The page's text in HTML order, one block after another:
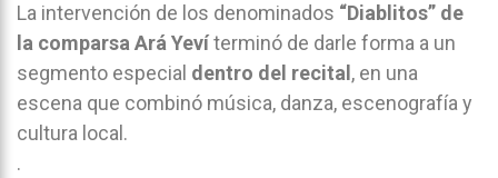
La intervención de los denominados “Diablitos” de
la comparsa Ará Yevíterminó de darle forma a un
segmento especial dentro del recital , en una
escena que combinó música, danza, escenografía y
cultura local.
.